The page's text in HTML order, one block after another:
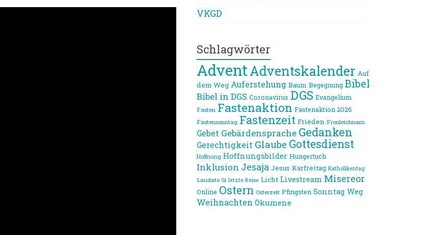
VKGD
Schlagwörter
AdventAdventskalender Auf
dem Weg Auferstehung Baum Begegnung Bibel
Bibel in DGS Coronavirus DGS Evangelium
Fasten Fastenaktion Fastenaktion 2026
Fastensonntag Fastenzeit Frieden Fronleichnam
Gebet Gebärdensprache Gedanken
Gerechtigkeit Glaube Gottesdienst
Hoffnung Hoffnungsbilder Hungertuch
Inklusion Jesaja Jesus Karfreitag Katholikentag
Laudato Si letzte Reise Licht Livestream Misereor
Online Ostern Osterzeit Pfingsten Sonntag Weg
Weihnachten Ökumene